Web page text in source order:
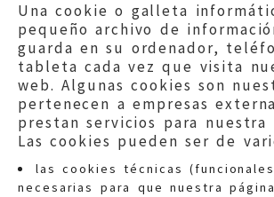
Una cookie o galleta
pequeño archivo de
guarda en su ordenador,
tableta cada vez que visita
web. Algunas cookies son
pertenecen a empresas
prestan servicios para nuestra
Las cookies pueden ser de
las cookies técnicas
necesarias para que nuestra